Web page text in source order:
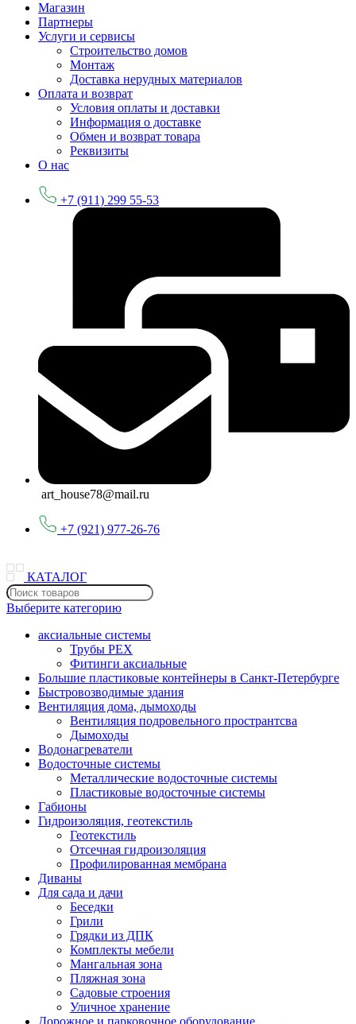
Магазин
Партнеры
Услуги и сервисы
Строительство домов
Монтаж
Доставка нерудных материалов
Оплата и возврат
Условия оплаты и доставки
Информация о доставке
Обмен и возврат товара
Реквизиты
О нас
+7 (911) 299 55-53
art_house78@mail.ru
+7 (921) 977-26-76
КАТАЛОГ
Выберите категорию
аксиальные системы
Трубы PEX
Фитинги аксиальные
Большие пластиковые контейнеры в Санкт-Петербурге
Быстровозводимые здания
Вентиляция дома, дымоходы
Вентиляция подровельного пространтсва
Дымоходы
Водонагреватели
Водосточные системы
Металлические водосточные системы
Пластиковые водосточные системы
Габионы
Гидроизоляция, геотекстиль
Геотекстиль
Отсечная гидроизоляция
Профилированная мембрана
Диваны
Для сада и дачи
Беседки
Грили
Грядки из ДПК
Комплекты мебели
Мангальная зона
Пляжная зона
Садовые строения
Уличное хранение